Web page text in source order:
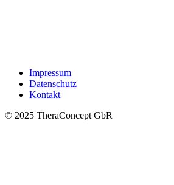
Impressum
Datenschutz
Kontakt
© 2025 TheraConcept GbR